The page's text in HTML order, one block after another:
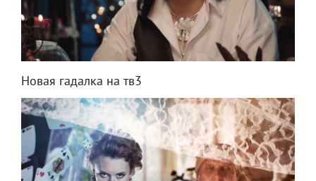
Новая гадалка на тв3